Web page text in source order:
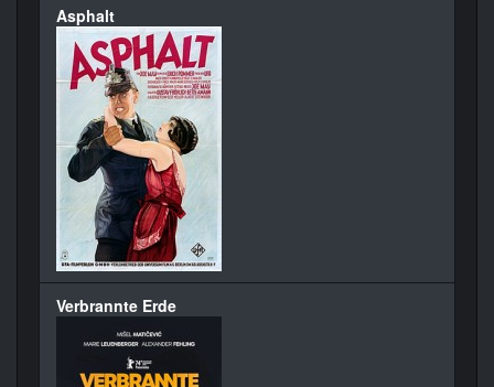
Asphalt
Verbrannte Erde